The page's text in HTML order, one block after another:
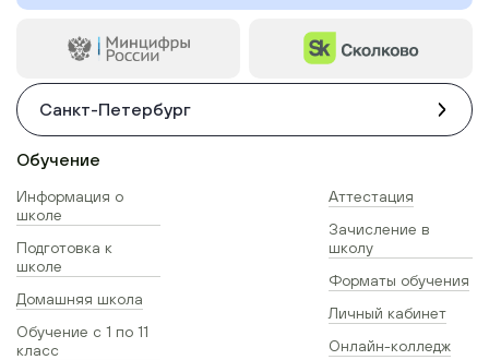
Санкт-Петербург
Обучение
Информация о
школе
Подготовка к
школе
Домашняя школа
Обучение с 1 по 11
класс
Аттестация
Зачисление в
школу
Форматы обучения
Личный кабинет
Онлайн-колледж